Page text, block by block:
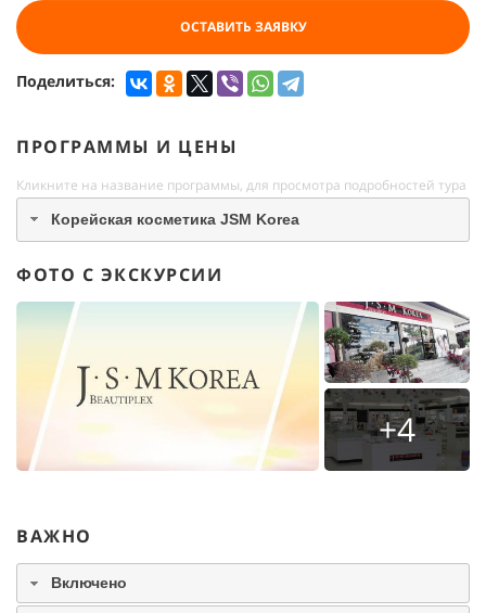
ОСТАВИТЬ ЗАЯВКУ
Поделиться:
ПРОГРАММЫ И ЦЕНЫ
Кликните на название программы, для просмотра подробностей тура
Корейская косметика JSM Korea
ФОТО С ЭКСКУРСИИ
+4
ВАЖНО
Включено